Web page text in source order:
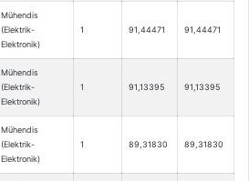
Mühendis
(Elektrik-
Elektronik)
1 91,44471 91,44471
Mühendis
(Elektrik-
Elektronik)
1 91,13395 91,13395
Mühendis
(Elektrik-
Elektronik)
1 89,31830 89,31830